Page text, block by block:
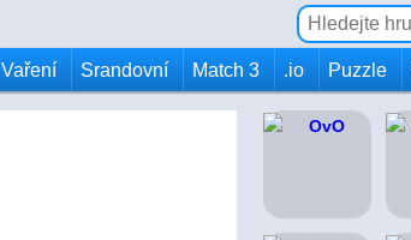
Vaření Srandovní Match 3 .io Puzzle